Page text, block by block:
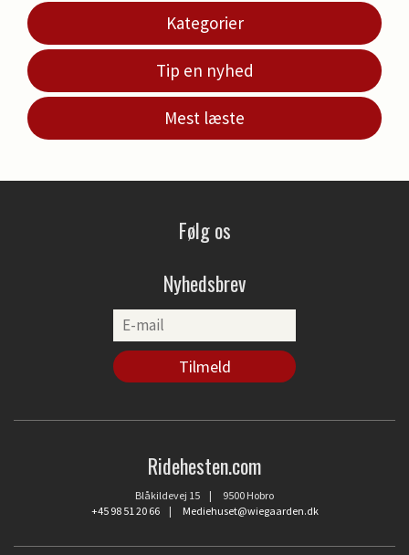
Kategorier
Tip en nyhed
Mest læste
Følg os
Nyhedsbrev
Ridehesten.com
Blåkildevej 15 | 9500 Hobro
+45 98 51 20 66| Mediehuset@wiegaarden.dk